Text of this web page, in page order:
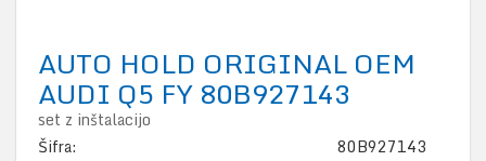
AUTO HOLD ORIGINAL OEM
AUDI Q5 FY 80B927143
set z inštalacijo
Šifra:
80B927143